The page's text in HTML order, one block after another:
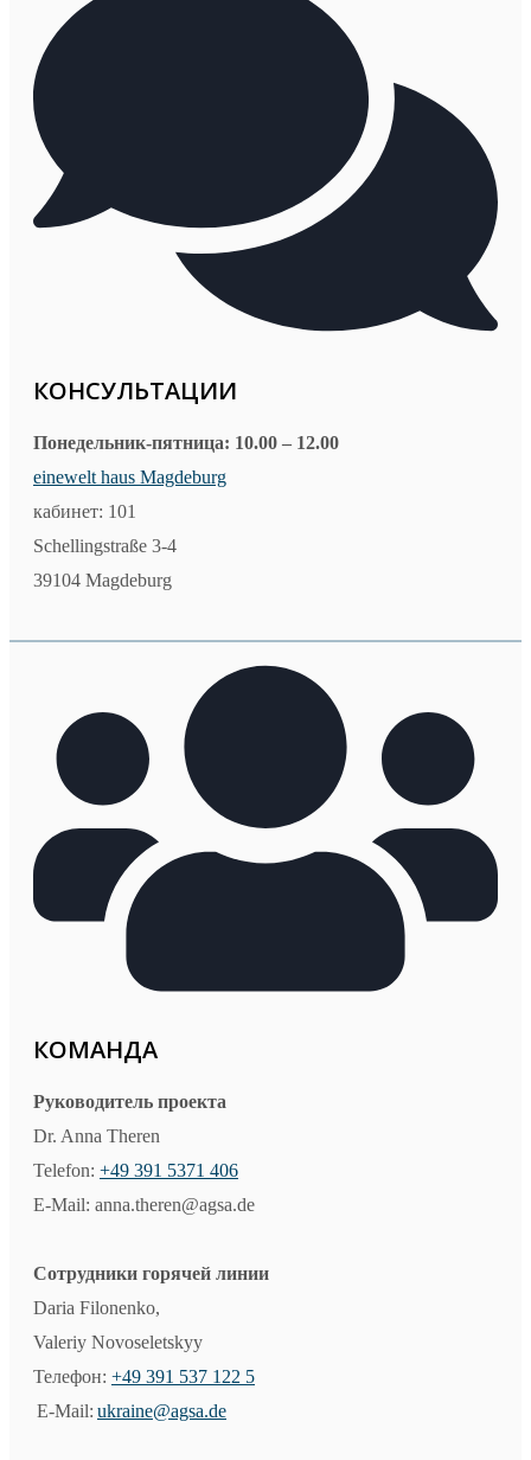
КОНСУЛЬТАЦИИ
Понедельник-пятница: 10.00 – 12.00
einewelt haus Magdeburg
кабинет: 101
Schellingstraße 3-4
39104 Magdeburg
КОМАНДА
Руководитель проекта
Dr. Anna Theren
Telefon: +49 391 5371 406
E-Mail: anna.theren@agsa.de
Сотрудники горячей линии
Daria Filonenko,
Valeriy Novoseletskyy
Телефон: +49 391 537 122 5
E-Mail: ukraine@agsa.de